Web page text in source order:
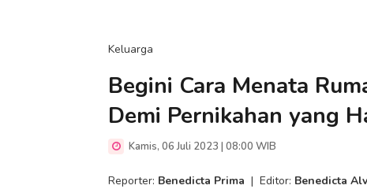
Keluarga
Begini Cara Menata
Demi Pernikahan yang
Kamis, 06 Juli 2023 | 08:00 WIB
Reporter: Benedicta Prima | Editor: Benedicta